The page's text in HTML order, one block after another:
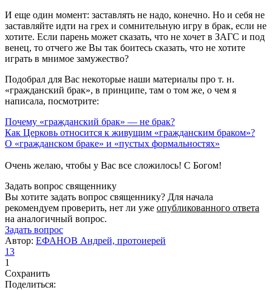
И еще один момент: заставлять не надо, конечно. Но и себя не
заставляйте идти на грех и сомнительную игру в брак, если не
хотите. Если парень может сказать, что не хочет в ЗАГС и под
венец, то отчего же Вы так боитесь сказать, что не хотите
играть в мнимое замужество?
Подобрал для Вас некоторые наши материалы про т. н.
«гражданский брак», в принципе, там о том же, о чем я
написала, посмотрите:
Почему «гражданский брак» — не брак?
Как Церковь относится к живущим «гражданским браком»?
О «гражданском браке» и «пустых формальностях»
Очень желаю, чтобы у Вас все сложилось! С Богом!
Задать вопрос священнику
Вы хотите задать вопрос священнику? Для начала
рекомендуем проверить, нет ли уже опубликованного ответа
на аналогичный вопрос.
Задать вопрос
Автор: ЕФАНОВ Андрей, протоиерей
13
1
Сохранить
Поделиться: